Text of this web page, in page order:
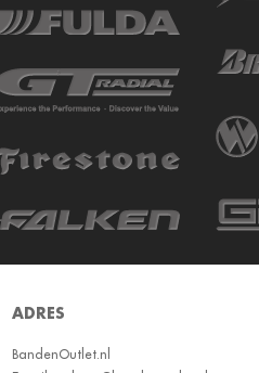
ADRES
BandenOutlet.nl